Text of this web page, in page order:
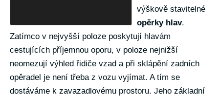
výškově stavitelné
opěrky hlav.
Zatímco v nejvyšší poloze poskytují hlavám
cestujících příjemnou oporu, v poloze nejnižší
neomezují výhled řidiče vzad a při sklápění zadních
opěradel je není třeba z vozu vyjímat. A tím se
dostáváme k zavazadlovému prostoru. Jeho základní